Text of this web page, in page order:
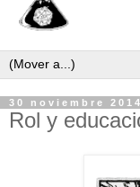
30 noviembre 2014
Rol y